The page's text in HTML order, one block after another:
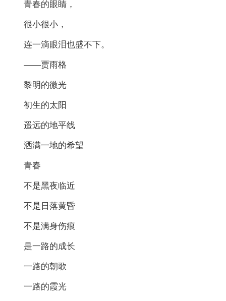
青春的眼睛，
很小很小，
连一滴眼泪也盛不下。
——贾雨格
黎明的微光
初生的太阳
遥远的地平线
洒满一地的希望
青春
不是黑夜临近
不是日落黄昏
不是满身伤痕
是一路的成长
一路的朝歌
一路的霞光